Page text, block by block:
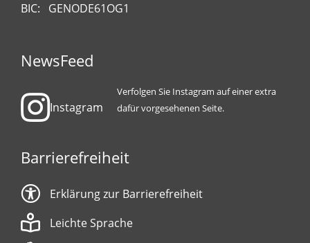
BIC: GENODE61OG1
NewsFeed
Instagram
Verfolgen Sie Instagram auf einer extra
dafür vorgesehenen Seite.
Barrierefreiheit
Erklärung zur Barrierefreiheit
Leichte Sprache